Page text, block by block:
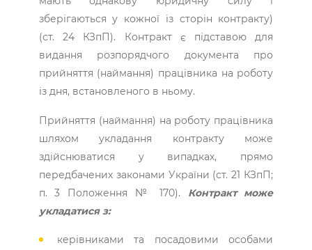
зберігаються у кожної із сторін контракту)
(ст. 24 КЗпП). Контракт є підставою для
видання розпорядчого документа про
прийняття (наймання) працівника на роботу
із дня, встановленого в ньому.
Прийняття (наймання) на роботу працівника
шляхом укладання контракту може
здійснюватися у випадках, прямо
передбачених законами України (ст. 21 КЗпП;
п. 3 Положення № 170). Контракт може
укладатися з:
керівниками та посадовими особами